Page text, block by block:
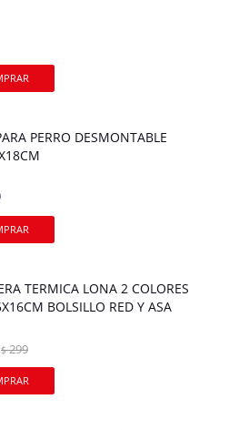
PERRO DESMONTABLE
TERMICA LONA 2 COLORES
BOLSILLO RED Y ASA
$ 299